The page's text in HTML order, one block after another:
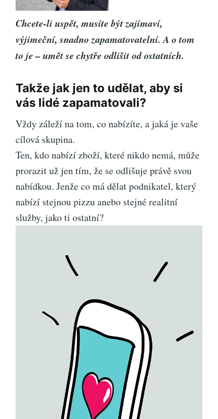
Chcete-li uspět, musíte být zajímaví,
výjimeční, snadno zapamatovatelní. A o tom
to je – umět se chytře odlišit od ostatních.
Takže jak jen to udělat, aby si
vás lidé zapamatovali?
Vždy záleží na tom, co nabízíte, a jaká je vaše
cílová skupina.
Ten, kdo nabízí zboží, které nikdo nemá, může
prorazit už jen tím, že se odlišuje právě svou
nabídkou. Jenže co má dělat podnikatel, který
nabízí stejnou pizzu anebo stejné realitní
služby, jako ti ostatní?